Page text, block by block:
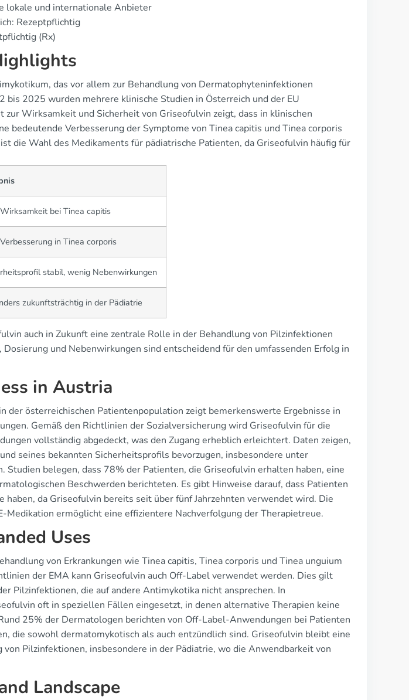
lokale und internationale Anbieter
Rezeptpflichtig
(Rx)
das vor allem zur Behandlung von Dermatophyteninfektionen
bis 2025 wurden mehrere klinische Studien in Österreich und der EU
zur Wirksamkeit und Sicherheit von Griseofulvin zeigt, dass in klinischen
bedeutende Verbesserung der Symptome von Tinea capitis und Tinea corporis
die Wahl des Medikaments für pädiatrische Patienten, da Griseofulvin häufig für
bei Tinea capitis
in Tinea corporis
stabil, wenig Nebenwirkungen
zukunftsträchtig in der Pädiatrie
auch in Zukunft eine zentrale Rolle in der Behandlung von Pilzinfektionen
und Nebenwirkungen sind entscheidend für den umfassenden Erfolg in
in Austria
der österreichischen Patientenpopulation zeigt bemerkenswerte Ergebnisse in
Gemäß den Richtlinien der Sozialversicherung wird Griseofulvin für die
vollständig abgedeckt, was den Zugang erheblich erleichtert. Daten zeigen,
seines bekannten Sicherheitsprofils bevorzugen, insbesondere unter
Studien belegen, dass 78% der Patienten, die Griseofulvin erhalten haben, eine
Beschwerden berichteten. Es gibt Hinweise darauf, dass Patienten
haben, da Griseofulvin bereits seit über fünf Jahrzehnten verwendet wird. Die
Medikation ermöglicht eine effizientere Nachverfolgung der Therapietreue.
Uses
von Erkrankungen wie Tinea capitis, Tinea corporis und Tinea unguium
der EMA kann Griseofulvin auch Off-Label verwendet werden. Dies gilt
Pilzinfektionen, die auf andere Antimykotika nicht ansprechen. In
oft in speziellen Fällen eingesetzt, in denen alternative Therapien keine
25% der Dermatologen berichten von Off-Label-Anwendungen bei Patienten
die sowohl dermatomykotisch als auch entzündlich sind. Griseofulvin bleibt eine
Pilzinfektionen, insbesondere in der Pädiatrie, wo die Anwendbarkeit von
Landscape